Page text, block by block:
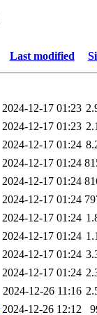
Last modified
2024-12-17 01:23
2024-12-17 01:23
2024-12-17 01:24
2024-12-17 01:24
2024-12-17 01:24
2024-12-17 01:24
2024-12-17 01:24
2024-12-17 01:24
2024-12-17 01:24
2024-12-17 01:24
2024-12-26 11:16
2024-12-26 12:12